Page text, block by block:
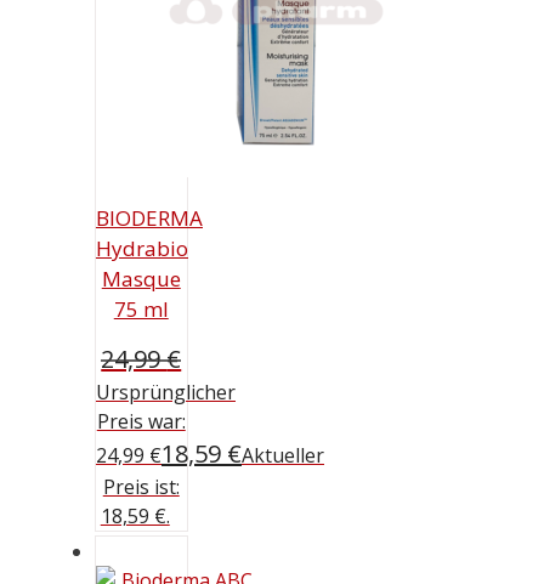
BIODERMA
Hydrabio
Masque
75 ml
24,99€
Ursprünglicher
Preis war:
24,99 €18,59 €Aktueller
Preis ist:
18,59 €.